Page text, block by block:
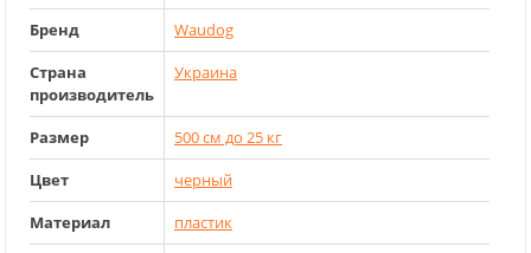
Бренд
Waudog
Страна
производитель
Украина
Размер
500 см до 25 кг
Цвет
черный
Материал
пластик